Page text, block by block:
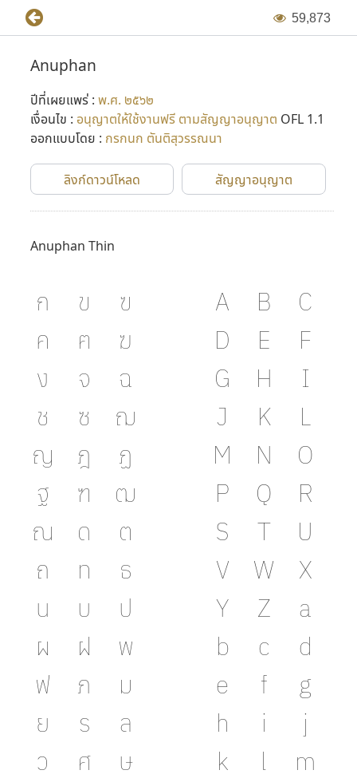
59,873
Anuphan
ปีที่เผยแพร่ : พ.ศ. ๒๕๖๒
เงื่อนไข : อนุญาตให้ใช้งานฟรี ตามสัญญาอนุญาต OFL 1.1
ออกแบบโดย : กรกนก ตันติสุวรรณนา
ลิงก์ดาวน์โหลด สัญญาอนุญาต
Anuphan Thin
ก ข
ฃ
ค
ฅ
ฆ
ง
จ
ฉ
ช
ซ
ฌ
ญ
ฎ
ฏ
ฐ
ฑ
ฒ
ณ
ด
ต
ถ
ท
ธ
น
บ
ป
ผ
ฝ
พ
ฟ
ภ
ม
ย
ร
ล
ว
ศ
ษ
A B
C
D
E
F
G
H
I
J
K
L
M
N
O
P
Q
R
S
T
U
V
W
X
Y
Z
a
b
c
d
e
f
g
h
i
j
k
l
m